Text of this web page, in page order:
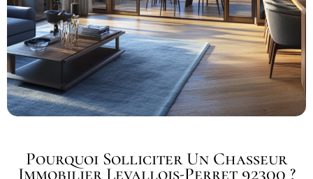
Pourquoi Solliciter Un Chasseur
Immobilier Levallois-Perret 92300 ?